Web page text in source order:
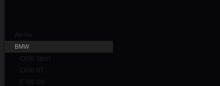
Aprilia
BMW
C650 Sport
C650 GT
F 700 GS